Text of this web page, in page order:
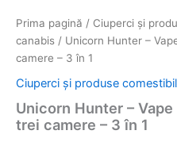
Prima pagină / Ciuperci și
canabis / Unicorn Hunter –
camere – 3 în 1
Ciuperci și produse
Unicorn Hunter –
trei camere – 3 în 1
Vape
de
unică
cu
trei
camere
–